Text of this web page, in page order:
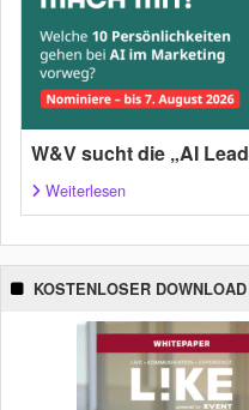
W&V sucht die „AI
Weiterlesen
KOSTENLOSER DOWNLOAD